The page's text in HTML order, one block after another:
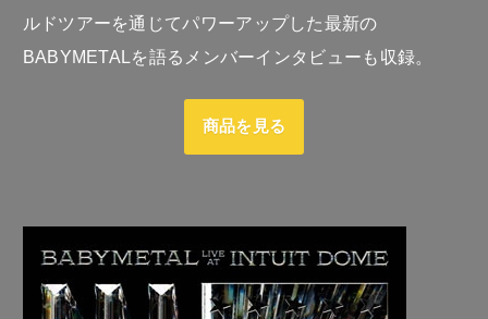
ルドツアーを通じてパワーアップした最新の
BABYMETALを語るメンバーインタビューも収録。
商品を見る